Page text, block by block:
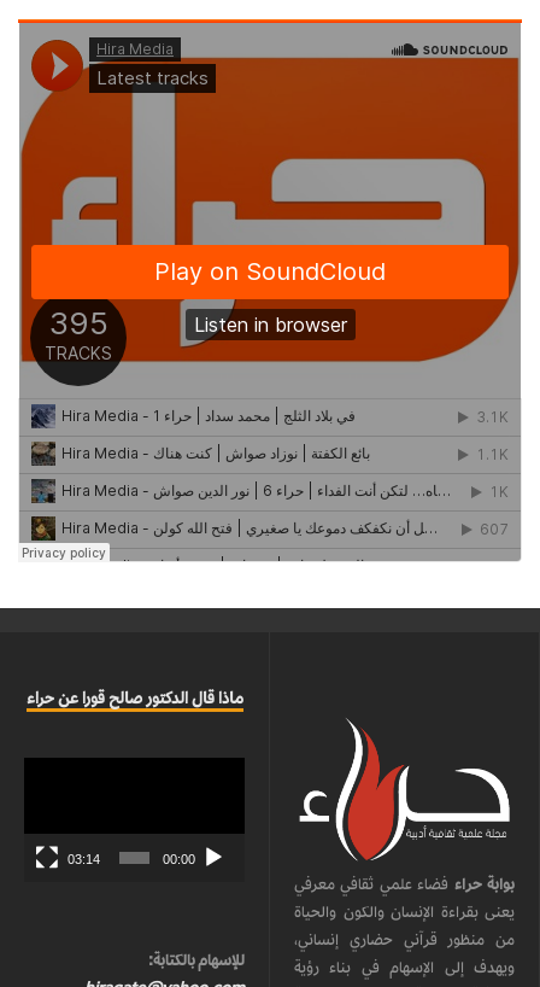
بوابة حراء فضاء علمي ثقافي معرفي
يعنى بقراءة الإنسان والكون والحياة
من منظور قرآني حضاري إنساني،
ويهدف إلى الإسهام في بناء رؤية
ماذا قال الدكتور صالح قورا عن حراء
00:00
03:14
للإسهام بالكتابة: